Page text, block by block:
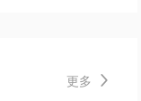
更多 